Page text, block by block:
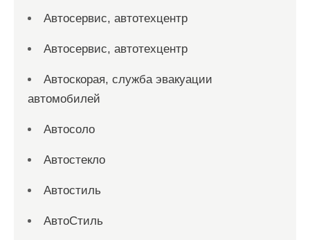
Автосервис, автотехцентр
Автосервис, автотехцентр
Автоскорая, служба эвакуации
автомобилей
Автосоло
Автостекло
Автостиль
АвтоСтиль